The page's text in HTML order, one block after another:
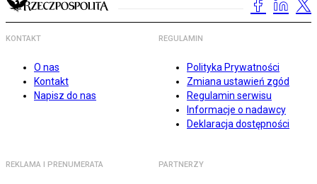
KONTAKT
O nas
Kontakt
Napisz do nas
REGULAMIN
Polityka Prywatności
Zmiana ustawień zgód
Regulamin serwisu
Informacje o nadawcy
Deklaracja dostępności
REKLAMA I PRENUMERATA PARTNERZY